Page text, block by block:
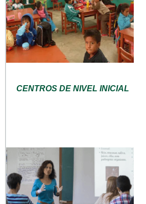
CENTROS DE NIVEL INICIAL